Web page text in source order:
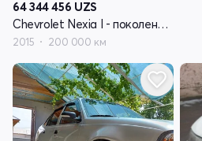
64 344 456 UZS
Chevrolet Nexia I - поколение рестайлинг
2015 200 000 км